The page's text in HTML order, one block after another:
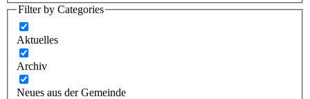
Filter by Categories
Aktuelles
Archiv
Neues aus der Gemeinde